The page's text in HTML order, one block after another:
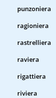
punzoniera
ragioniera
rastrelliera
raviera
rigattiera
riviera